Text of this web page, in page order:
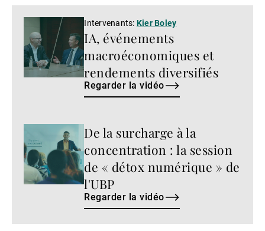
Regarder
la
vidéo
IA, événements
macroéconomiques et
rendements diversifiés
Intervenants: Kier Boley
Regarder la vidéo
Regarder
la
vidéo
De la surcharge à la
concentration : la session
de « détox numérique » de
l'UBP
Regarder la vidéo